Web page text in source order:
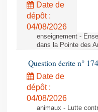
Date de
dépôt :
04/08/2026
enseignement -
dans la Pointe des
Question écrite n°
Date de
dépôt :
04/08/2026
animaux - Lutte